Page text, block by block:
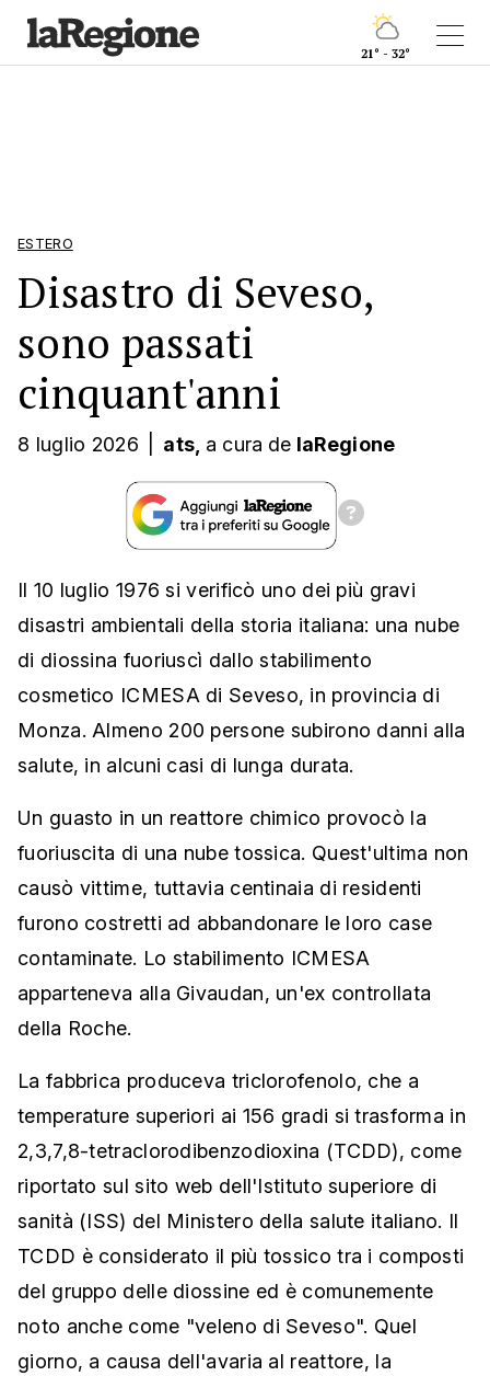
21° - 32°
ESTERO
Disastro di Seveso,
sono passati
cinquant'anni
8 luglio 2026 ats, a cura de laRegione
Il 10 luglio 1976 si verificò uno dei più gravi
disastri ambientali della storia italiana: una nube
di diossina fuoriuscì dallo stabilimento
cosmetico ICMESA di Seveso, in provincia di
Monza. Almeno 200 persone subirono danni alla
salute, in alcuni casi di lunga durata.
Un guasto in un reattore chimico provocò la
fuoriuscita di una nube tossica. Quest'ultima non
causò vittime, tuttavia centinaia di residenti
furono costretti ad abbandonare le loro case
contaminate. Lo stabilimento ICMESA
apparteneva alla Givaudan, un'ex controllata
della Roche.
La fabbrica produceva triclorofenolo, che a
temperature superiori ai 156 gradi si trasforma in
2,3,7,8-tetraclorodibenzodioxina (TCDD), come
riportato sul sito web dell'Istituto superiore di
sanità (ISS) del Ministero della salute italiano. Il
TCDD è considerato il più tossico tra i composti
del gruppo delle diossine ed è comunemente
noto anche come "veleno di Seveso". Quel
giorno, a causa dell'avaria al reattore, la